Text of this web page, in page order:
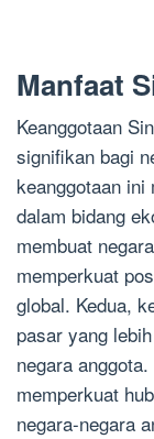
Manfaat
Keanggotaan
signifikan bagi
keanggotaan
dalam bidang
membuat
memperkuat
global. Kedua,
pasar yang
negara
memperkuat
negara-negara